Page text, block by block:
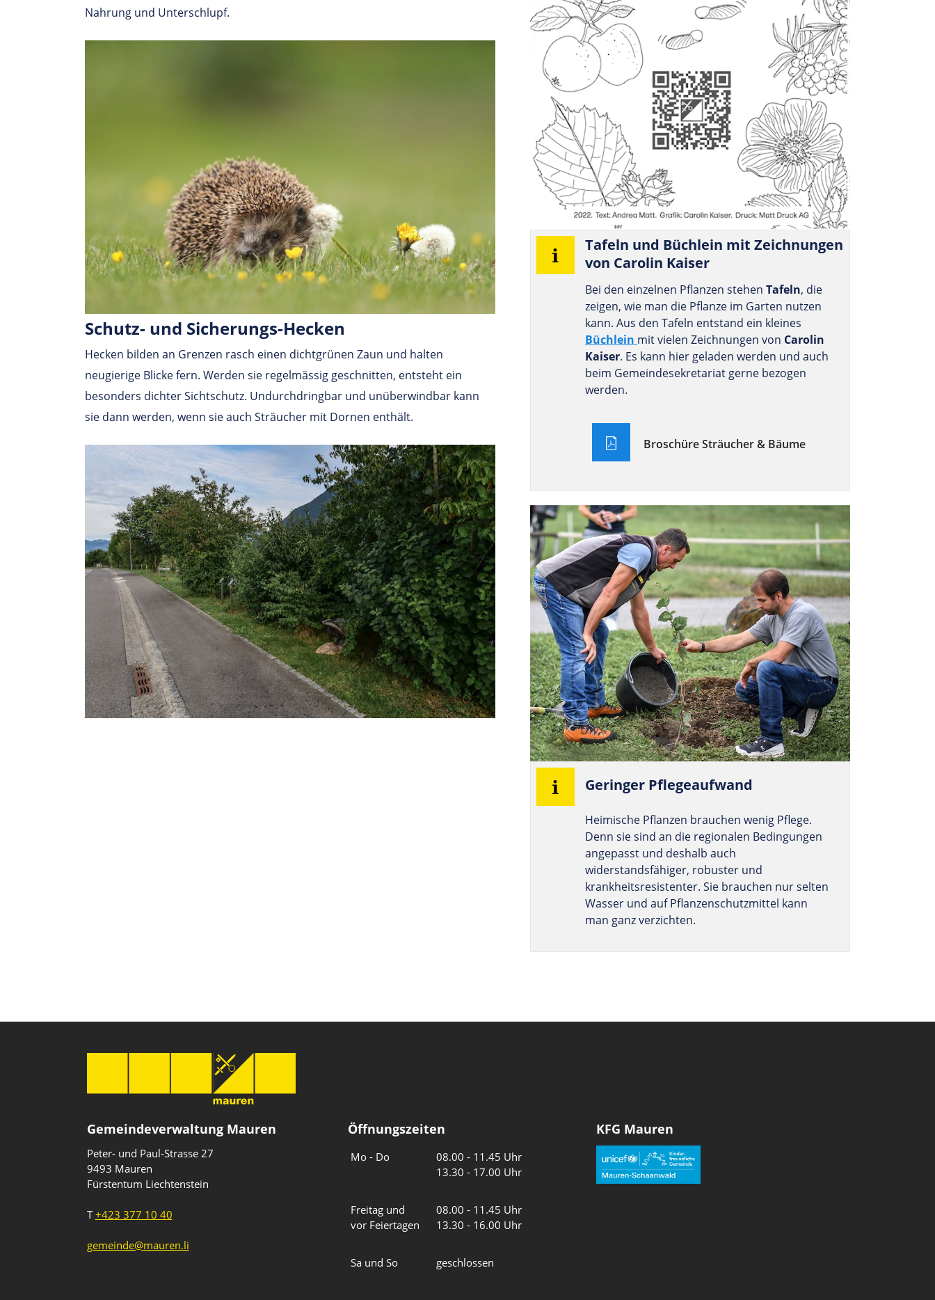
Nahrung und Unterschlupf.
Schutz- und Siche­rungs-Hecken
Hecken bilden an Grenzen rasch einen dichtgrünen Zaun und halten
neugierige Blicke fern. Werden sie regelmässig geschnitten, entsteht ein
besonders dichter Sichtschutz. Undurchdringbar und unüberwindbar kann
sie dann werden, wenn sie auch Sträucher mit Dornen enthält.
Tafeln und Büch­lein mit Zeich­nungen
von Carolin Kaiser
Bei den einzelnen Pflanzen stehen Tafeln, die
zeigen, wie man die Pflanze im Garten nutzen
kann. Aus den Tafeln entstand ein kleines
Büchlein mit vielen Zeichnungen von Carolin
Kaiser. Es kann hier geladen werden und auch
beim Gemeindesekretariat gerne bezogen
werden.
Broschüre Sträucher & Bäume
Geringer Pflegeaufwand
Heimische Pflanzen brauchen wenig Pflege.
Denn sie sind an die regionalen Bedingungen
angepasst und deshalb auch
widerstandsfähiger, robuster und
krankheitsresistenter. Sie brauchen nur selten
Wasser und auf Pflanzenschutzmittel kann
man ganz verzichten.
Gemeindeverwaltung Mauren
Peter- und Paul-Strasse 27
9493 Mauren
Fürstentum Liechtenstein
T+423 377 10 40
gemeinde@mauren.li
Öffnungszeiten
Mo - Do
08.00 - 11.45 Uhr
13.30 - 17.00 Uhr
Freitag und
vor Feiertagen
08.00 - 11.45 Uhr
13.30 - 16.00 Uhr
Sa und So geschlossen
KFG Mauren